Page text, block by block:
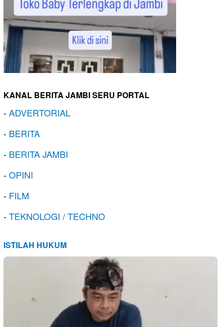
KANAL BERITA JAMBI SERU PORTAL
-ADVERTORIAL
- BERITA
- BERITA JAMBI
-OPINI
- FILM
-TEKNOLOGI / TECHNO
ISTILAH HUKUM